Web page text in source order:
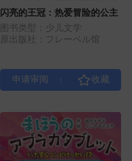
闪亮的王冠：热爱冒险的公主
图书类型：少儿文学
原出版社：フレーベル馆